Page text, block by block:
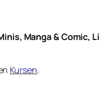
Manga & Comic,
Kursen.